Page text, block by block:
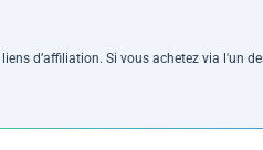
d’affiliation. Si vous achetez via l'un